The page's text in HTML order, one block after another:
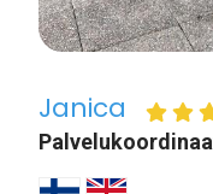
Janica